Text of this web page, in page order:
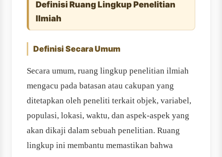
Definisi Ruang Lingkup Penelitian
Ilmiah
Definisi Secara Umum
Secara umum, ruang lingkup penelitian ilmiah
mengacu pada batasan atau cakupan yang
ditetapkan oleh peneliti terkait objek, variabel,
populasi, lokasi, waktu, dan aspek‐aspek yang
akan dikaji dalam sebuah penelitian. Ruang
lingkup ini membantu memastikan bahwa